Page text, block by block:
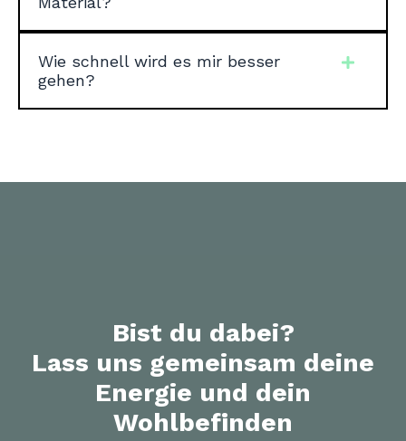
Wie schnell wird es mir besser
gehen?
Bist du dabei?
Lass uns gemeinsam deine
Energie und dein
Wohlbefinden